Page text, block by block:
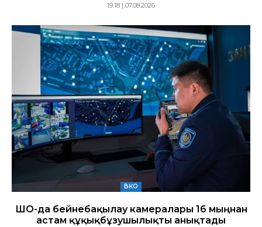
19:18 | 07.08.2026
ВКО
ШҚО-да бейнебақылау камералары 16 мыңнан
астам құқықбұзушылықты анықтады